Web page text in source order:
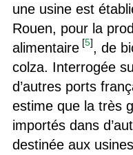
une usine est
Rouen, pour la
alimentaire [5], de
colza. Interrogée
d’autres ports
estime que la très
importés dans
destinée aux